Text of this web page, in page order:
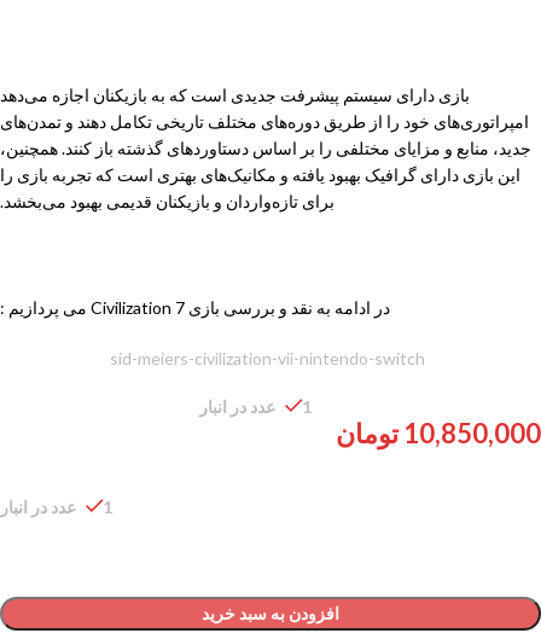
بازی دارای سیستم پیشرفت جدیدی است که به بازیکنان اجازه می‌دهد
امپراتوری‌های خود را از طریق دوره‌های مختلف تاریخی تکامل دهند و تمدن‌های
جدید، منابع و مزایای مختلفی را بر اساس دستاوردهای گذشته باز کنند. همچنین،
این بازی دارای گرافیک بهبود یافته و مکانیک‌های بهتری است که تجربه بازی را
برای تازه‌واردان و بازیکنان قدیمی بهبود می‌بخشد.
در ادامه به نقد و بررسی بازی Civilization 7 می پردازیم :
sid-meiers-civilization-vii-nintendo-switch
10,850,000 تومان
1 عدد در انبار
1 عدد در انبار
افزودن به سبد خرید